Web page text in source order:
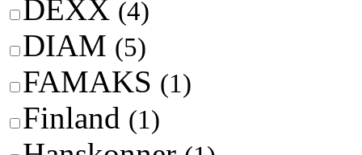
DEXX (4)
DIAM (5)
FAMAKS (1)
Finland (1)